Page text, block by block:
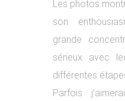
Les photos
son
grande
sérieux avec
différentes
Parfois